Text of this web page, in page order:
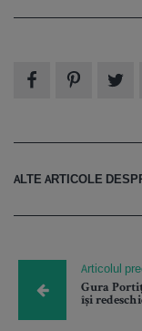
ALTE ARTICOLE
Articolul
Gura
își